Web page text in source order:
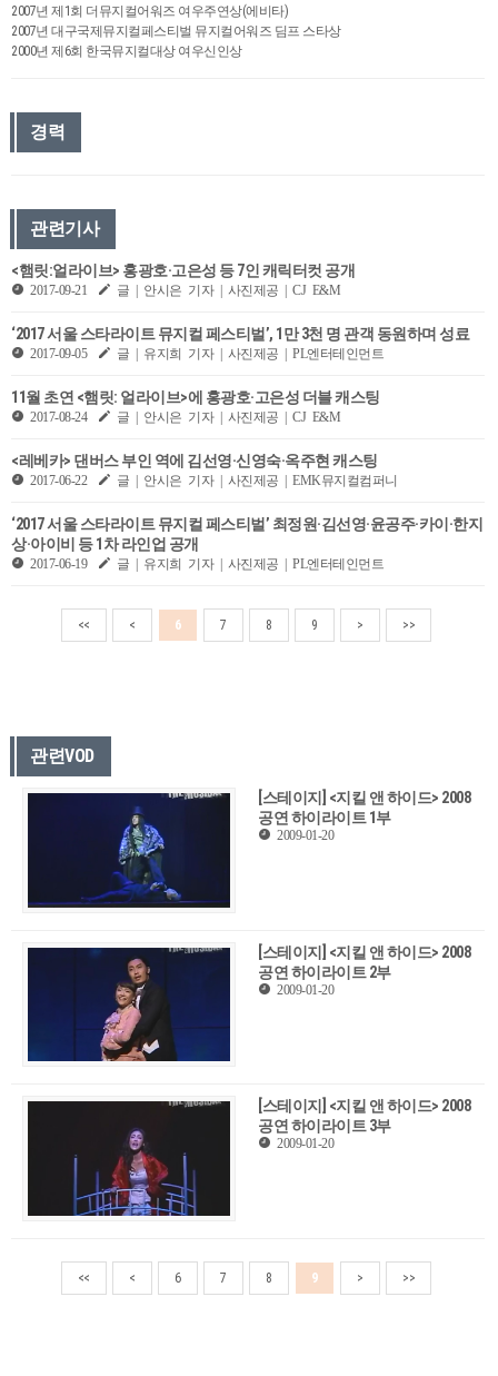
2007년 제1회 더뮤지컬어워즈 여우주연상(에비타)
2007년 대구국제뮤지컬페스티벌 뮤지컬어워즈 딤프 스타상
2000년 제6회 한국뮤지컬대상 여우신인상
경력
관련기사
<햄릿:얼라이브> 홍광호·고은성 등 7인 캐릭터컷 공개
2017-09-21 글 | 안시은 기자 | 사진제공 | CJ E&M
‘2017 서울 스타라이트 뮤지컬 페스티벌’, 1만 3천 명 관객 동원하며 성료
2017-09-05 글 | 유지희 기자 | 사진제공 | PL엔터테인먼트
11월 초연 <햄릿: 얼라이브>에 홍광호·고은성 더블 캐스팅
2017-08-24 글 | 안시은 기자 | 사진제공 | CJ E&M
<레베카> 댄버스 부인 역에 김선영·신영숙·옥주현 캐스팅
2017-06-22 글 | 안시은 기자 | 사진제공 | EMK뮤지컬컴퍼니
‘2017 서울 스타라이트 뮤지컬 페스티벌’ 최정원·김선영·윤공주·카이·한지
상·아이비 등 1차 라인업 공개
2017-06-19 글 | 유지희 기자 | 사진제공 | PL엔터테인먼트
<< < 6 7 8 9 > >>
관련VOD
[스테이지] <지킬 앤 하이드> 2008
공연 하이라이트 1부
2009-01-20
[스테이지] <지킬 앤 하이드> 2008
공연 하이라이트 2부
2009-01-20
[스테이지] <지킬 앤 하이드> 2008
공연 하이라이트 3부
2009-01-20
<< < 6 7 8 9 > >>